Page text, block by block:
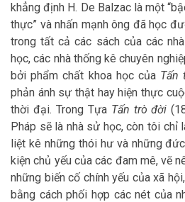
khẳng định H. De Balzac là một
thực” và nhấn mạnh ông đã học
trong tất cả các sách của các
học, các nhà thống kê chuyên
bởi phẩm chất khoa học củaTấn
phản ánh sự thật hay hiện thực
thời đại. Trong Tựa Tấn trò đời
Pháp sẽ là nhà sử học, còn tôi chỉ
liệt kê những thói hư và những
kiện chủ yếu của các đam mê, vẽ
những biến cố chính yếu của xã
bằng cách phối hợp các nét của